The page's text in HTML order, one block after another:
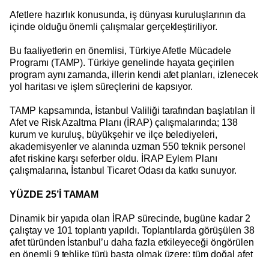
Afetlere hazırlık konusunda, iş dünyası kuruluşlarının da
içinde olduğu önemli çalışmalar gerçekleştiriliyor.
Bu faaliyetlerin en önemlisi, Türkiye Afetle Mücadele
Programı (TAMP). Türkiye genelinde hayata geçirilen
program aynı zamanda, illerin kendi afet planları, izlenecek
yol haritası ve işlem süreçlerini de kapsıyor.
TAMP kapsamında, İstanbul Valiliği tarafından başlatılan İl
Afet ve Risk Azaltma Planı (İRAP) çalışmalarında; 138
kurum ve kuruluş, büyükşehir ve ilçe belediyeleri,
akademisyenler ve alanında uzman 550 teknik personel
afet riskine karşı seferber oldu. İRAP Eylem Planı
çalışmalarına, İstanbul Ticaret Odası da katkı sunuyor.
YÜZDE 25’İ TAMAM
Dinamik bir yapıda olan İRAP sürecinde, bugüne kadar 2
çalıştay ve 101 toplantı yapıldı. Toplantılarda görüşülen 38
afet türünden İstanbul’u daha fazla etkileyeceği öngörülen
en önemli 9 tehlike türü başta olmak üzere; tüm doğal afet